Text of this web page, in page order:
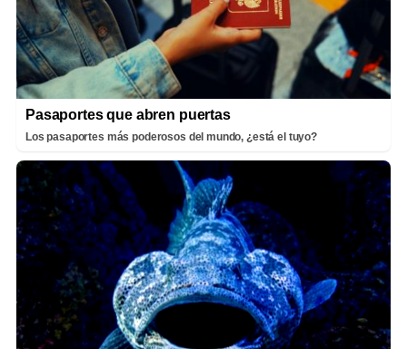
Pasaportes que abren puertas
Los pasaportes más poderosos del mundo, ¿está el tuyo?